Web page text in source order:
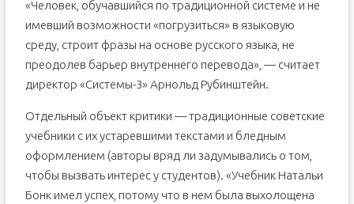
«Человек, обучавшийся по традиционной системе и не
имевший возможности «погрузиться» в языковую
среду, строит фразы на основе русского языка, не
преодолев барьер внутреннего перевода», — считает
директор «Системы-3» Арнольд Рубинштейн.
Отдельный объект критики — традиционные советские
учебники с их устаревшими текстами и бледным
оформлением (авторы вряд ли задумывались о том,
чтобы вызвать интерес у студентов). «Учебник Натальи
Бонк имел успех, потому что в нем была выхолощена